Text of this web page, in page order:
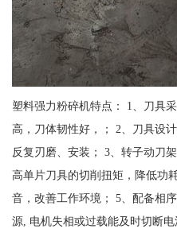
塑料强力粉碎机特点： 1、刀具
高，刀体韧性好，； 2、刀具设
反复刃磨、安装； 3、转子动刀
高单片刀具的切削扭矩，降低功
音，改善工作环境； 5、配备相
源, 电机失相或过载能及时切断